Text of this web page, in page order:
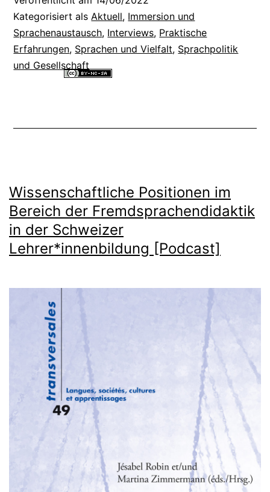
Kategorisiert alsAktuell, Immersion und
Sprachenaustausch, Interviews, Praktische
Erfahrungen, Sprachen und Vielfalt, Sprachpolitik
und Gesellschaft
Wissenschaftliche Positionen im
Bereich der Fremdsprachendidaktik
in der Schweizer
Lehrer*innenbildung [Podcast]